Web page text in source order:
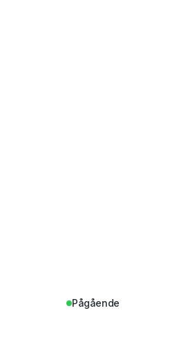
Pågående